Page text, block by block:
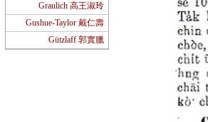
Graulich 高王淑玲
Gushue-Taylor 戴仁壽
Gützlaff 郭實臘